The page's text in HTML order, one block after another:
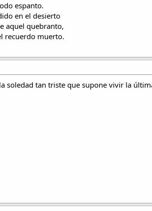
espanto.
en el desierto
aquel quebranto,
recuerdo muerto.
soledad tan triste que supone vivir la